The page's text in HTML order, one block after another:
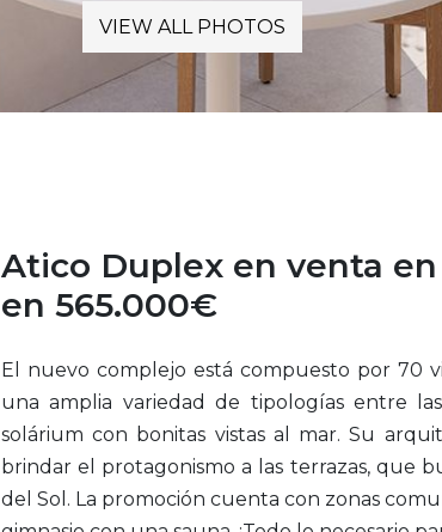
VIEW ALL PHOTOS
Atico Duplex en venta
en 565.000€
El nuevo complejo está compuesto por 70
una amplia variedad de tipologías entre
solárium con bonitas vistas al mar. Su
brindar el protagonismo a las terrazas, que
del Sol. La promoción cuenta con zonas